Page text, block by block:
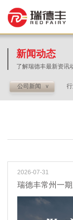
新闻动态
了解瑞德丰最新资讯
公司新闻 >
2026-07-31
瑞德丰常州一